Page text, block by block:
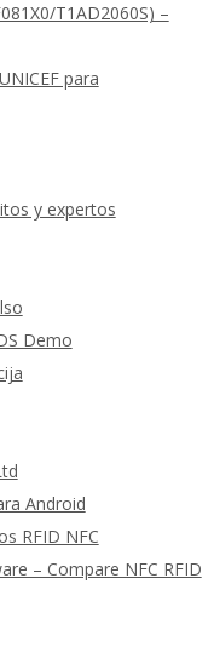
T1AD2060S) –
para
y expertos
Demo
Android
RFID NFC
– Compare NFC RFID